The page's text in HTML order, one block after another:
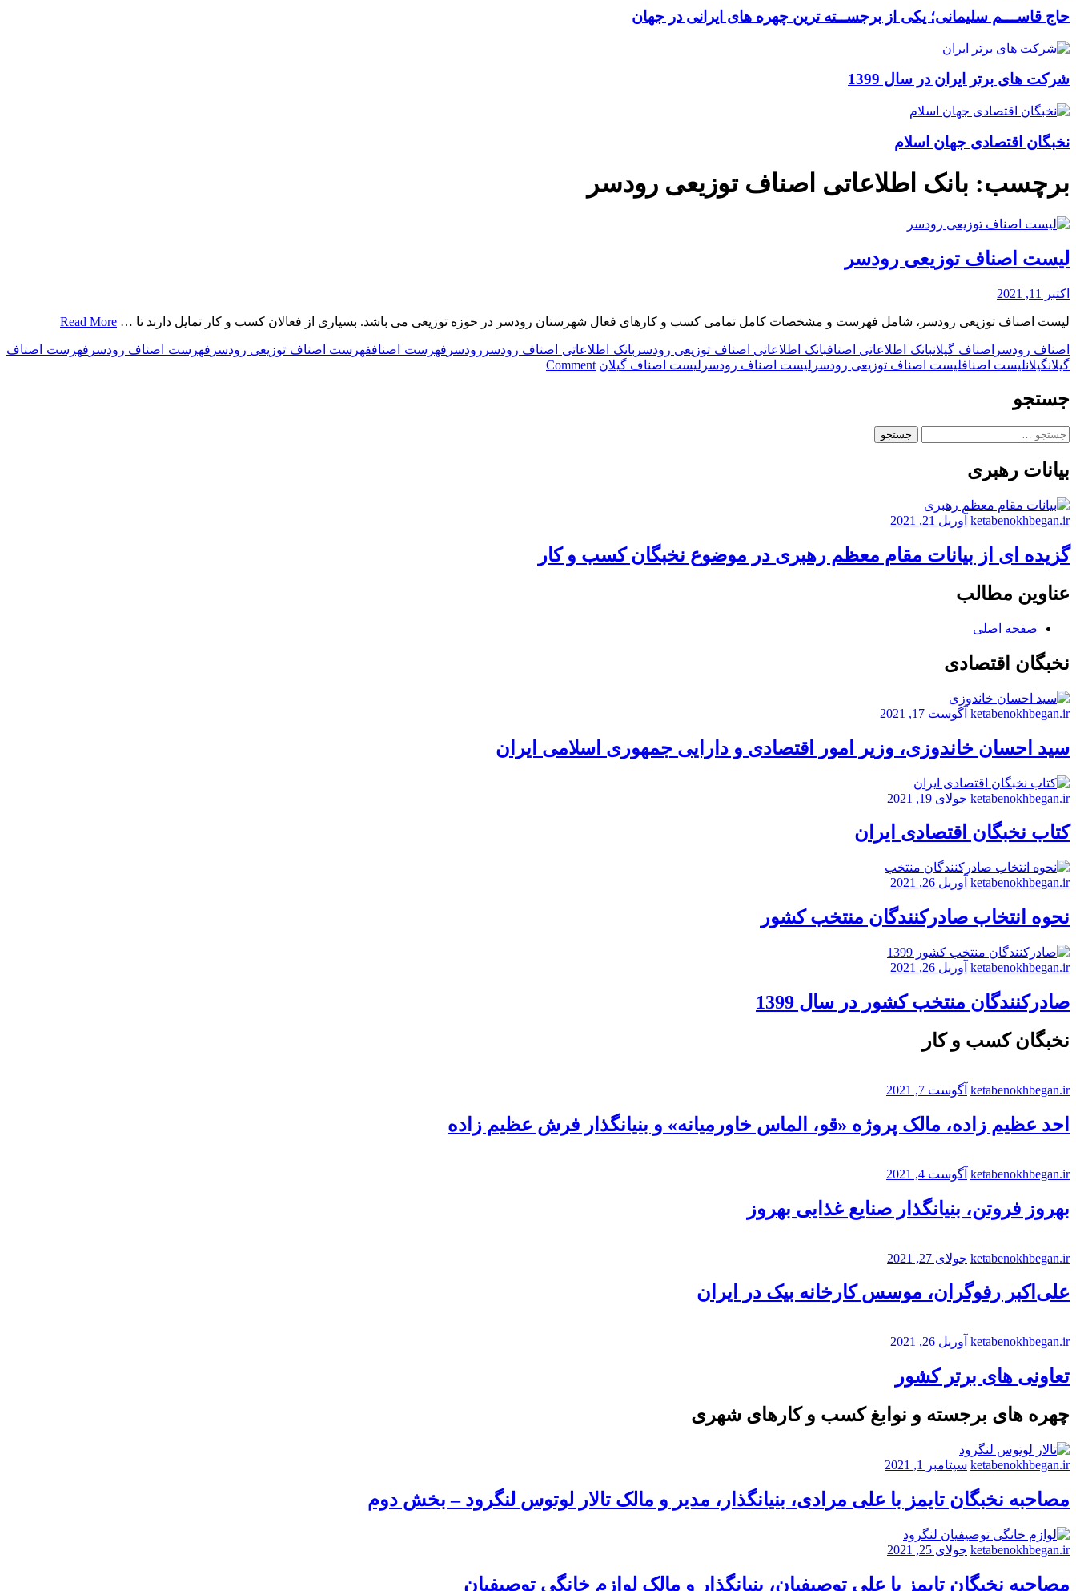
حاج قاســـم سلیمانی؛ یکی از برجســته ترین چهره های ایرانی در جهان
شرکت های برتر ایران در سال 1399
نخبگان اقتصادی جهان اسلام
برچسب: بانک اطلاعاتی اصناف توزیعی رودسر
لیست اصناف توزیعی رودسر
اکتبر 11, 2021
لیست اصناف توزیعی رودسر، شامل فهرست و مشخصات کامل تمامی کسب و کارهای فعال شهرستان رودسر در حوزه توزیعی می باشد. بسیاری از فعالان کسب و کار تمایل دارند تا … Read More
اصناف رودسر اصناف گیلانبانک اطلاعاتی اصنافبانک اطلاعاتی اصناف توزیعی رودسر بانک اطلاعاتی اصناف رودسر رودسر فهرست اصناففهرست اصناف توزیعی رودسر فهرست اصناف رودسر فهرست اصناف
گیلانگیلانلیست اصنافلیست اصناف توزیعی رودسر لیست اصناف رودسر لیست اصناف گیلان Comment
on
جستجو
جستجو
بیانات رهبری
ketabenokhbegan.ir آوریل 21, 2021
گزیده ای از بیانات مقام معظم رهبری در موضوع نخبگان کسب و کار
عناوین مطالب
صفحه اصلی
نخبگان اقتصادی
ketabenokhbegan.ir آگوست 17, 2021
سید احسان خاندوزی، وزیر امور اقتصادی و دارایی جمهوری اسلامی ایران
ketabenokhbegan.ir جولای 19, 2021
کتاب نخبگان اقتصادی ایران
ketabenokhbegan.ir آوریل 26, 2021
نحوه انتخاب صادرکنندگان منتخب کشور
ketabenokhbegan.ir آوریل 26, 2021
صادرکنندگان منتخب کشور در سال 1399
نخبگان کسب و کار
ketabenokhbegan.ir آگوست 7, 2021
احد عظیم زاده، مالک پروژه «قو، الماس خاورمیانه» و بنیانگذار فرش عظیم زاده
ketabenokhbegan.ir آگوست 4, 2021
بهروز فروتن، بنیانگذار صنایع غذایی بهروز
ketabenokhbegan.ir جولای 27, 2021
علی‌اکبر رفوگران، موسس کارخانه بیک در ایران
ketabenokhbegan.ir آوریل 26, 2021
تعاونی های برتر کشور
چهره های برجسته و نوابغ کسب و کارهای شهری
ketabenokhbegan.ir سپتامبر 1, 2021
مصاحبه نخبگان تایمز با علی مرادی، بنیانگذار، مدیر و مالک تالار لوتوس لنگرود – بخش دوم
ketabenokhbegan.ir جولای 25, 2021
مصاحبه نخبگان تایمز با علی توصیفیان، بنیانگذار و مالک لوازم خانگی توصیفیان